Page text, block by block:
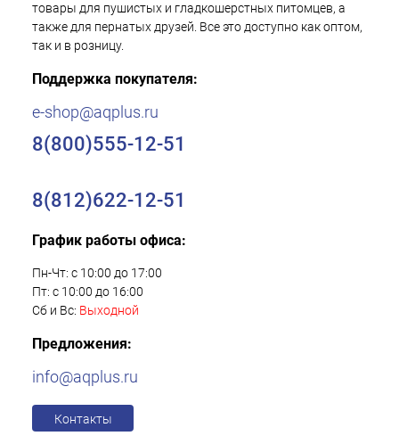
товары для пушистых и гладкошерстных питомцев, а
также для пернатых друзей. Все это доступно как оптом,
так и в розницу.
Поддержка покупателя:
e-shop@aqplus.ru
8(800)555-12-51
8(812)622-12-51
График работы офиса:
Пн-Чт: с 10:00 до 17:00
Пт: с 10:00 до 16:00
Сб и Вс: Выходной
Предложения:
info@aqplus.ru
Контакты